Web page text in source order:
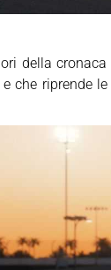
della cronaca
che riprende